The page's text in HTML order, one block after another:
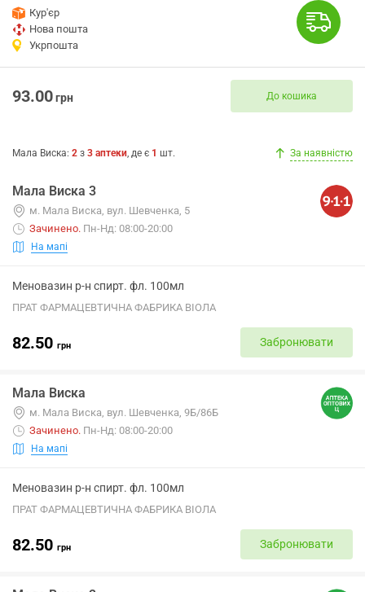
Кур'єр
Нова пошта
Укрпошта
93.00грн До кошика
Мала Виска: 2 з 3 аптеки, де є 1 шт. За наявністю
Мала Виска 3
м. Мала Виска, вул. Шевченка, 5
Зачинено. Пн-Нд: 08:00-20:00
На мапі
Меновазин р-н спирт. фл. 100мл
ПРАТ ФАРМАЦЕВТИЧНА ФАБРИКА ВІОЛА
82.50 грн Забронювати
Мала Виска
м. Мала Виска, вул. Шевченка, 9Б/86Б
Зачинено. Пн-Нд: 08:00-20:00
На мапі
Меновазин р-н спирт. фл. 100мл
ПРАТ ФАРМАЦЕВТИЧНА ФАБРИКА ВІОЛА
82.50 грн Забронювати